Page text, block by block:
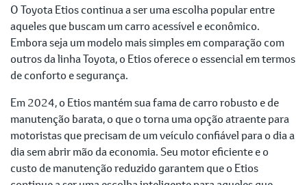
O Toyota Etios continua a ser uma escolha popular entre
aqueles que buscam um carro acessível e econômico.
Embora seja um modelo mais simples em comparação com
outros da linha Toyota, o Etios oferece o essencial em termos
de conforto e segurança.
Em 2024, o Etios mantém sua fama de carro robusto e de
manutenção barata, o que o torna uma opção atraente para
motoristas que precisam de um veículo confiável para o dia a
dia sem abrir mão da economia. Seu motor eficiente e o
custo de manutenção reduzido garantem que o Etios